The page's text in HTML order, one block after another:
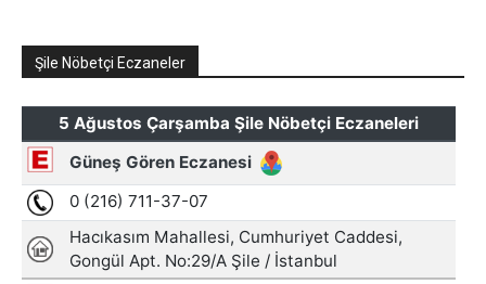
Şile Nöbetçi Eczaneler